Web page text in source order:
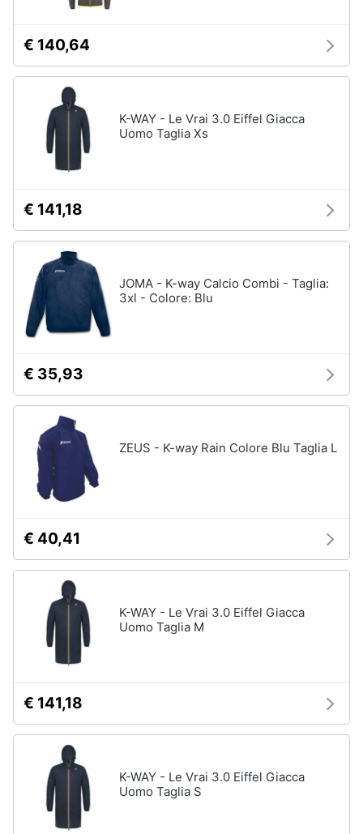
€ 140,64
K-WAY - Le Vrai 3.0 Eiffel Giacca
Uomo Taglia Xs
€ 141,18
JOMA - K-way Calcio Combi - Taglia:
3xl - Colore: Blu
€ 35,93
ZEUS - K-way Rain Colore Blu Taglia L
€ 40,41
K-WAY - Le Vrai 3.0 Eiffel Giacca
Uomo Taglia M
€ 141,18
K-WAY - Le Vrai 3.0 Eiffel Giacca
Uomo Taglia S